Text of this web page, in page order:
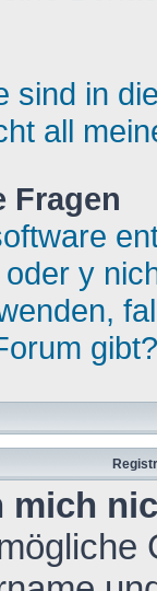
sind in
all
Fragen
y
gibt?
mich